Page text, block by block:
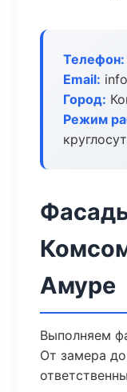
Телефон:
Email:
Город:
Режим
Амуре
Выполняем
От замера